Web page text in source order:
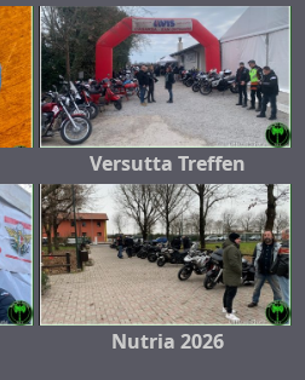
Versutta Treffen
Nutria 2026